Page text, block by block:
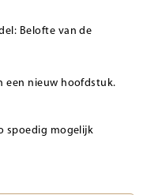
Belofte van de
een nieuw hoofdstuk.
spoedig mogelijk